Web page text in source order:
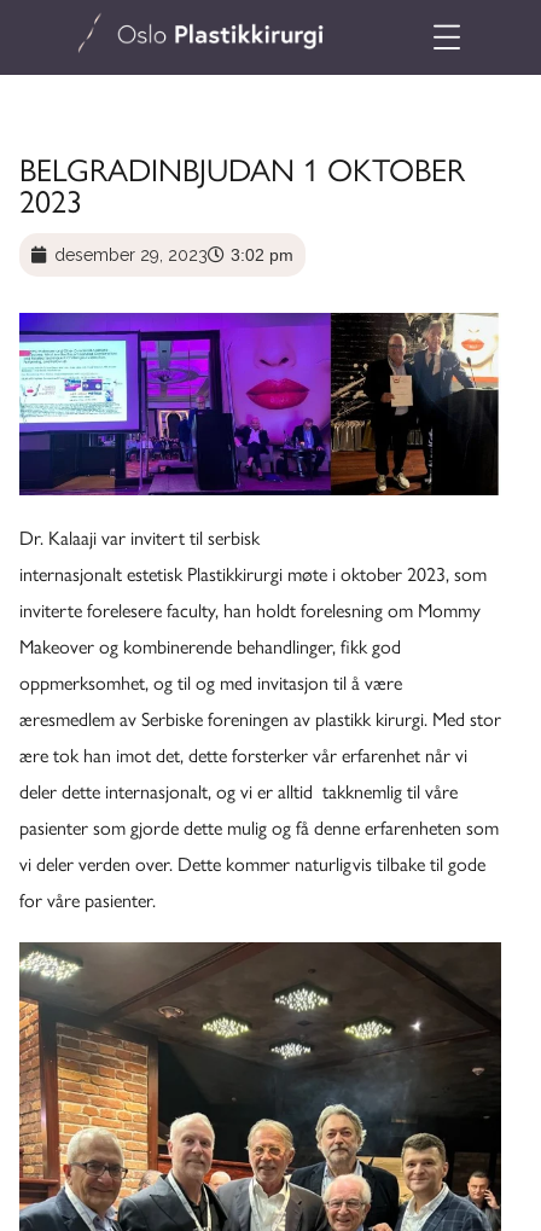
BELGRADINBJUDAN 1 OKTOBER
2023
desember 29, 2023 3:02 pm
Dr. Kalaaji var invitert til serbisk
internasjonalt estetisk Plastikkirurgi møte i oktober 2023, som
inviterte forelesere faculty, han holdt forelesning om Mommy
Makeover og kombinerende behandlinger, fikk god
oppmerksomhet, og til og med invitasjon til å være
æresmedlem av Serbiske foreningen av plastikk kirurgi. Med stor
ære tok han imot det, dette forsterker vår erfarenhet når vi
deler dette internasjonalt, og vi er alltid takknemlig til våre
pasienter som gjorde dette mulig og få denne erfarenheten som
vi deler verden over. Dette kommer naturligvis tilbake til gode
for våre pasienter.